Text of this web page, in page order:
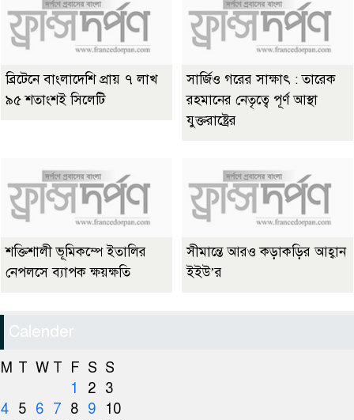
ব্রিটেনে বাংলাদেশি প্রায় ৭ লাখ
৯৫ শতাংশই সিলেটি
সার্জিও গরের সাক্ষাৎ : তারেক
রহমানের নেতৃত্বে পূর্ণ আস্থা
যুক্তরাষ্ট্রের
শক্তিশালী ভূমিকম্পে ইতালির
নেপলসে ব্যাপক ক্ষয়ক্ষতি
সীমান্তে আরও কড়াকড়ির আহ্বান
ইইউ’র
Calender
M T W T F S S
1
2 3
4 5 6 7 8 9
10